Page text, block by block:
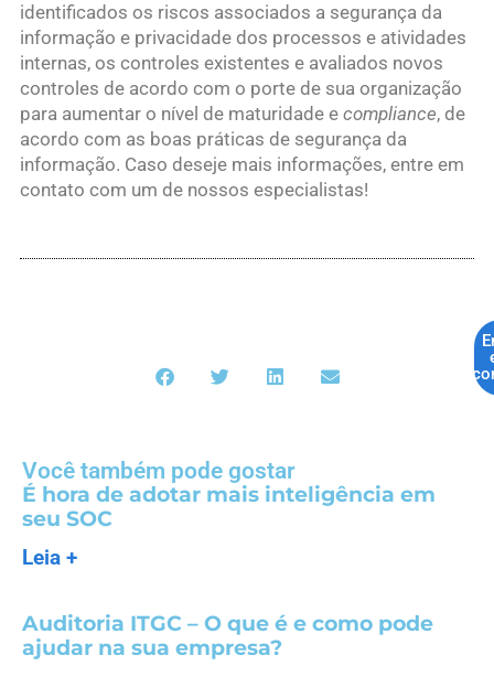
identificados os riscos associados a segurança da
informação e privacidade dos processos e atividades
internas, os controles existentes e avaliados novos
controles de acordo com o porte de sua organização
para aumentar o nível de maturidade e compliance, de
acordo com as boas práticas de segurança da
informação. Caso deseje mais informações, entre em
contato com um de nossos especialistas!
Você também pode gostar
É hora de adotar mais inteligência em
seu SOC
Leia +
Auditoria ITGC – O que é e como pode
ajudar na sua empresa?